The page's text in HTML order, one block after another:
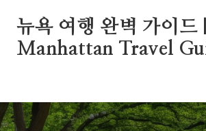
뉴욕 여행 완벽 가이드 |
Manhattan Travel